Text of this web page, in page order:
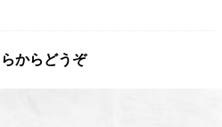
からどうぞ